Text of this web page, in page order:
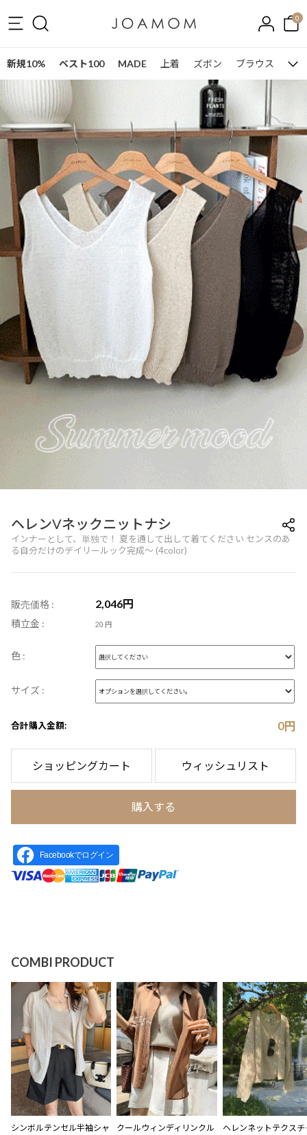
0
新規10% ベスト100 MADE 上着 ズボン ブラウス ワ
ヘレンVネックニットナシ
インナーとして、単独で！ 夏を通して出して着てください センスのあ
る自分だけのデイリールック完成～ (4color)
販売価格 : 2,046円
積立金 : 20 円
色 :
サイズ :
合計購入金額: 0円
ショッピングカート ウィッシュリスト
購入する
Facebookでログイン
COMBI PRODUCT
シンボルテンセル半袖シャ
クールウィンディリンクル
ヘレンネットテクスチ